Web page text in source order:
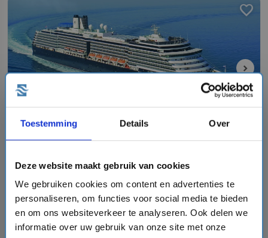
Toestemming Details Over
Deze website maakt gebruik van cookies
We gebruiken cookies om content en advertenties te
personaliseren, om functies voor social media te bieden
en om ons websiteverkeer te analyseren. Ook delen we
informatie over uw gebruik van onze site met onze
favorite
chevron_right
8 daagse Oost-Middellandse Zee cruise met de
Holland America Line
eventvan: 03-07-2027 - Tot: 10-07-2027
placeOost-Middellandse Zee
Vaarroute:Athene, Dag op Zee, Kotor, Corfu, Stromboli,